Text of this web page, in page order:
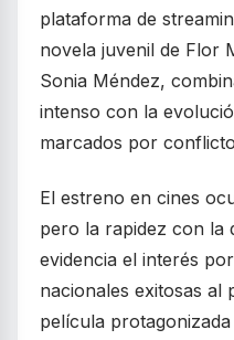
plataforma de
novela juvenil de Flor
Sonia Méndez,
intenso con la
marcados por
El estreno en cines
pero la rapidez con la
evidencia el interés
nacionales exitosas al
película